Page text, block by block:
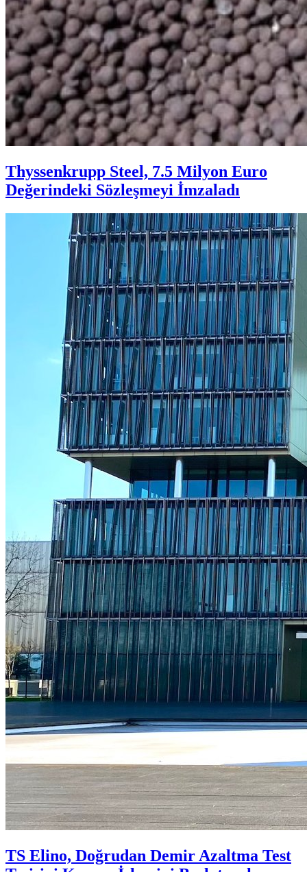
Thyssenkrupp Steel, 7.5 Milyon Euro
Değerindeki Sözleşmeyi İmzaladı
TS Elino, Doğrudan Demir Azaltma Test